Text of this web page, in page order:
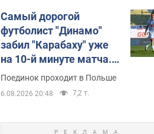
Самый дорогой
футболист "Динамо"
забил "Карабаху" уже
на 10-й минуте матча.
Видео
Поединок проходит в Польше
6.08.2026 20:48 7,2 т.